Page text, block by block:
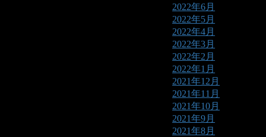
2022年6月
2022年5月
2022年4月
2022年3月
2022年2月
2022年1月
2021年12月
2021年11月
2021年10月
2021年9月
2021年8月